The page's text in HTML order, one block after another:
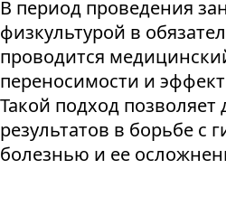
В период проведения
физкультурой в
проводится
переносимости и
Такой подход
результатов в борьбе с
болезнью и ее